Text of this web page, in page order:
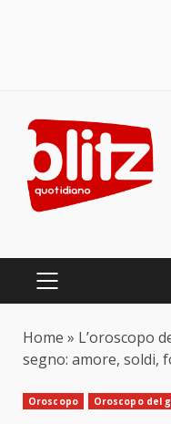
content
PRIMARY
Home » L’oroscopo
segno: amore, soldi,
Oroscopo Oroscopo del